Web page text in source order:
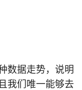
数据走势，说明
我们唯一能够去